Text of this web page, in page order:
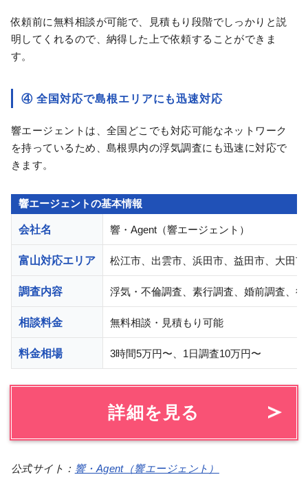
依頼前に無料相談が可能で、見積もり段階でしっかりと説
明してくれるので、納得した上で依頼することができま
す。
④ 全国対応で島根エリアにも迅速対応
響エージェントは、全国どこでも対応可能なネットワーク
を持っているため、島根県内の浮気調査にも迅速に対応で
きます。
響エージェントの基本情報
会社名 響・Agent（響エージェント）
富山対応エリア 松江市、出雲市、浜田市、益田市、大田
調査内容 浮気・不倫調査、素行調査、婚前調査、
相談料金 無料相談・見積もり可能
料金相場 3時間5万円〜、1日調査10万円〜
詳細を見る
公式サイト： 響・Agent（響エージェント）